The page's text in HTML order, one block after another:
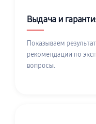
Выдача и
Показываем
рекомендации по
вопросы.